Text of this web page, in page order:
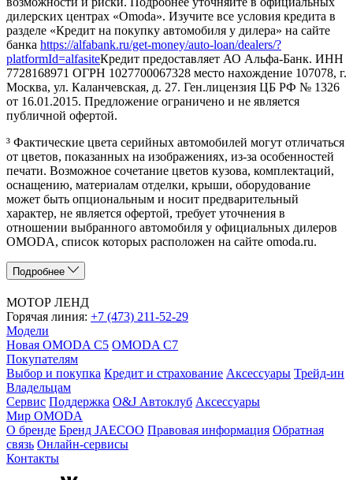
дилерских центрах «Omoda». Изучите все условия кредита в
разделе «Кредит на покупку автомобиля у дилера» на сайте
банка https://alfabank.ru/get-money/auto-loan/dealers/?
platformId=alfasiteКредит предоставляет АО Альфа-Банк. ИНН
7728168971 ОГРН 1027700067328 место нахождение 107078, г.
Москва, ул. Каланчевская, д. 27. Ген.лицензия ЦБ РФ № 1326
от 16.01.2015. Предложение ограничено и не является
публичной офертой.
³ Фактические цвета серийных автомобилей могут отличаться
от цветов, показанных на изображениях, из-за особенностей
печати. Возможное сочетание цветов кузова, комплектаций,
оснащению, материалам отделки, крыши, оборудование
может быть опциональным и носит предварительный
характер, не является офертой, требует уточнения в
отношении выбранного автомобиля у официальных дилеров
OMODA, список которых расположен на сайте omoda.ru.
Подробнее
МОТОР ЛЕНД
Горячая линия: +7 (473) 211-52-29
Модели
Новая OMODA C5 OMODA C7
Покупателям
Выбор и покупка Кредит и страхование Аксессуары Трейд-ин
Владельцам
Сервис Поддержка O&J Автоклуб Аксессуары
Мир OMODA
О бренде Бренд JAECOO Правовая информация Обратная
связь Онлайн-сервисы
Контакты